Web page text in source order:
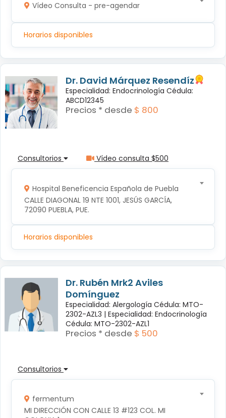
Vídeo Consulta - pre-agendar
Horarios disponibles
Dr. David Márquez Resendíz
Especialidad: Endocrinología Cédula:
ABCD12345
Precios * desde $ 800
Consultorios Vídeo consulta $500
Hospital Beneficencia Española de Puebla
CALLE DIAGONAL 19 NTE 1001, JESÚS GARCÍA,
72090 PUEBLA, PUE.
Horarios disponibles
Dr. Rubén Mrk2 Aviles
Domínguez
Especialidad: Alergología Cédula: MTO-
2302-AZL3 | Especialidad: Endocrinología
Cédula: MTO-2302-AZL1
Precios * desde $ 500
Consultorios
fermentum
MI DIRECCIÓN CON CALLE 13 #123 COL. MI